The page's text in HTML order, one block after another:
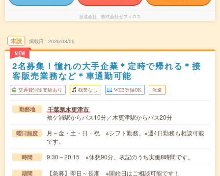
派遣会社 株式会社ゼフィロス
未読
NEW
掲載日 2026/08/05
2名募集！憧れの大手企業＊定時で帰れる＊接
客販売業務など＊車通勤可能
交通費別途支給あり 残業なし WEB登録OK 派遣
勤務地 千葉県木更津市
袖ケ浦駅からバス10分／木更津駅からバス20分
曜日頻度
月～金・土・日・祝 ※シフト勤務。※週4日勤務も相談可能
です。
時間 9:30～20:15 ※休憩90分。表記のうち実働8時間です。
期間 【急募】即日～長期 ※開始日はご相談可能です！